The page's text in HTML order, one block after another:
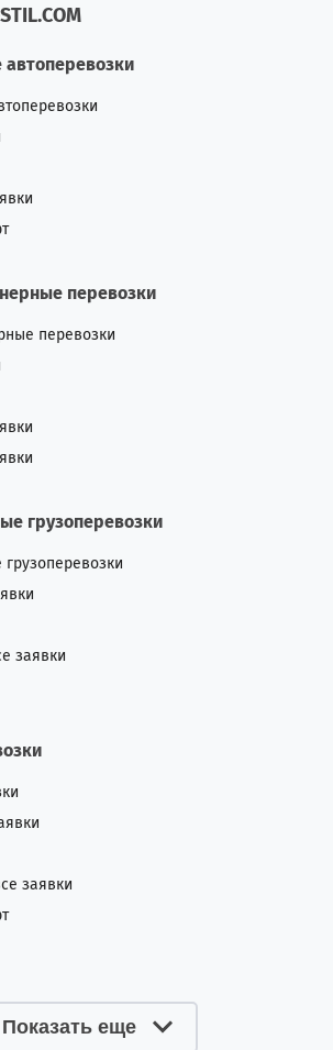
перевозки
перевозки
грузоперевозки
заявки
заявки
Показать еще